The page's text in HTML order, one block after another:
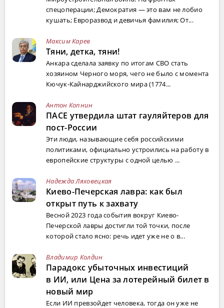
спецоперации; Демократия — это вам не лобио
кушать; Евроразвод и девичья фамилия; От...
Максим Карев
Тяни, детка, тяни!
Анкара сделала заявку по итогам СВО стать
хозяином Черного моря, чего не было с момента
Кючук-Кайнарджийского мира (1774...
Антон Копнин
ПАСЕ утвердила штат гауляйтеров для
пост-России
Эти люди, называющие себя российскими
политиками, официально устроились на работу в
европейские структуры с одной целью ...
Надежда Ляховецкая
Киево-Печерская лавра: как был
открыт путь к захвату
Весной 2023 года события вокруг Киево-
Печерской лавры достигли той точки, после
которой стало ясно: речь идет уже не о в...
Владимир Колдин
Парадокс убыточных инвестиций
в ИИ, или Цена за лотерейный билет в
новый мир
Если ИИ превзойдет человека, тогда он уже не